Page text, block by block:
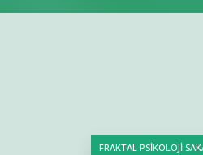
FRAKTAL PSİKOLOJİ